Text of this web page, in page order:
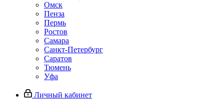
Омск
Пенза
Пермь
Ростов
Самара
Санкт-Петербург
Саратов
Тюмень
Уфа
Личный кабинет